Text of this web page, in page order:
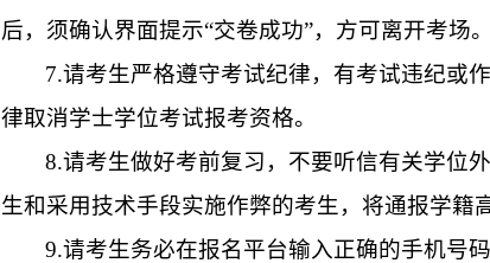
后，须确认界面提示“交卷成功”，方可离开考场。
7.请考生严格遵守考试纪律，有考试违纪或
律取消学士学位考试报考资格。
8.请考生做好考前复习，不要听信有关学位
生和采用技术手段实施作弊的考生，将通报学籍
9.请考生务必在报名平台输入正确的手机号